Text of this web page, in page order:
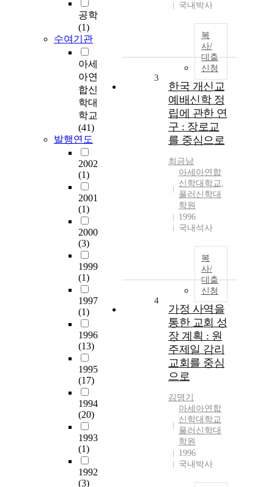
공학
(1)
수여기관
아세
아연
합신
학대
학교
(41)
발행연도
2002
(1)
2001
(1)
2000
(3)
1999
(1)
1997
(1)
1996
(13)
1995
(17)
1994
(20)
1993
(1)
1992
(3)
국내박사
복
사/
대출
신청
3
한국 개신교
예배신학 정
립에 관한 연
구 : 장로교
를 중심으로
최금남
아세아연합
신학대학교,
풀러신학대
학원
1996
국내석사
복
사/
대출
신청
4
가정 사역을
통한 교회 성
장 계획 : 원
주제일 감리
교회를 중심
으로
김명기
아세아연합
신학대학교
풀러신학대
학원
1996
국내박사